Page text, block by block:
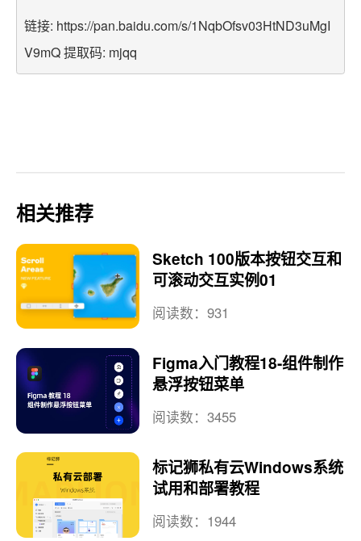
链接: https://pan.baidu.com/s/1NqbOfsv03HtND3uMgI
V9mQ 提取码: mjqq
相关推荐
Sketch 100版本按钮交互和
可滚动交互实例01
阅读数：931
Figma入门教程18-组件制作
悬浮按钮菜单
阅读数：3455
标记狮私有云Windows系统
试用和部署教程
阅读数：1944